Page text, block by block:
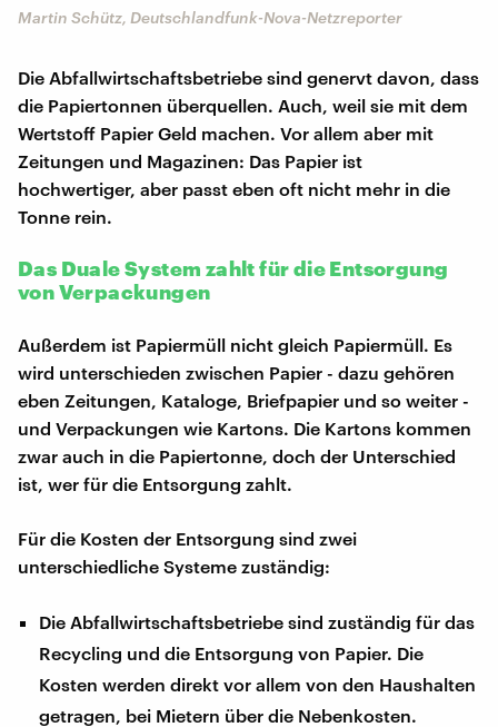
Martin Schütz, Deutschlandfunk-Nova-Netzreporter
Die Abfallwirtschaftsbetriebe sind genervt davon, dass
die Papiertonnen überquellen. Auch, weil sie mit dem
Wertstoff Papier Geld machen. Vor allem aber mit
Zeitungen und Magazinen: Das Papier ist
hochwertiger, aber passt eben oft nicht mehr in die
Tonne rein.
Das Duale System zahlt für die Entsorgung
von Verpackungen
Außerdem ist Papiermüll nicht gleich Papiermüll. Es
wird unterschieden zwischen Papier - dazu gehören
eben Zeitungen, Kataloge, Briefpapier und so weiter -
und Verpackungen wie Kartons. Die Kartons kommen
zwar auch in die Papiertonne, doch der Unterschied
ist, wer für die Entsorgung zahlt.
Für die Kosten der Entsorgung sind zwei
unterschiedliche Systeme zuständig:
Die Abfallwirtschaftsbetriebe sind zuständig für das
Recycling und die Entsorgung von Papier. Die
Kosten werden direkt vor allem von den Haushalten
getragen, bei Mietern über die Nebenkosten.